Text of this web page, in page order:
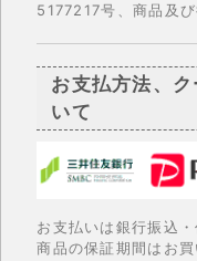
5177217号、商品及
お支払方法、
いて
お支払いは銀行振込
商品の保証期間はお